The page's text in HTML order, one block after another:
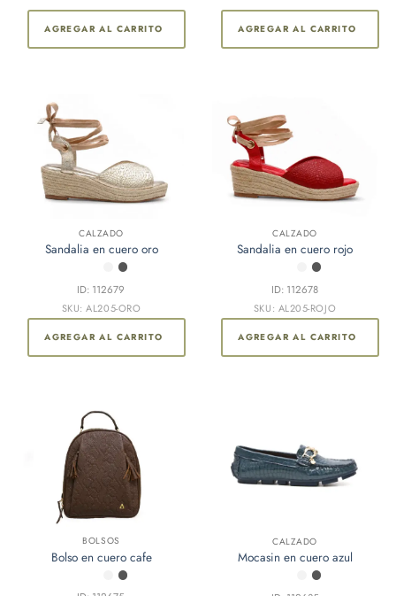
AGREGAR AL CARRITO AGREGAR AL CARRITO
CALZADO
Sandalia en cuero oro
ID: 112679
SKU: AL205-ORO
AGREGAR AL CARRITO
producto
variantes.
opciones
producto
CALZADO
Sandalia en cuero rojo
ID: 112678
SKU: AL205-ROJO
AGREGAR AL CARRITO
producto
variantes.
opciones
página
de
BOLSOS
Bolso en cuero cafe
CALZADO
Mocasin en cuero azul